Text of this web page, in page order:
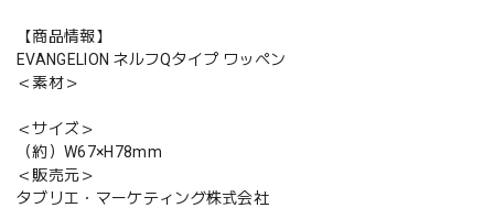
【商品情報】
EVANGELION ネルフQタイプ ワッペン
＜素材＞
＜サイズ＞
（約）W67×H78mm
＜販売元＞
タブリエ・マーケティング株式会社